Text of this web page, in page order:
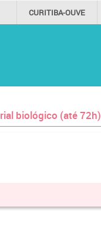
CURITIBA-OUVE
biológico (até 72h)